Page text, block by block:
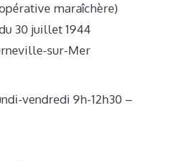
maraîchère)
30 juillet 1944
sur-Mer
vendredi 9h-12h30 –